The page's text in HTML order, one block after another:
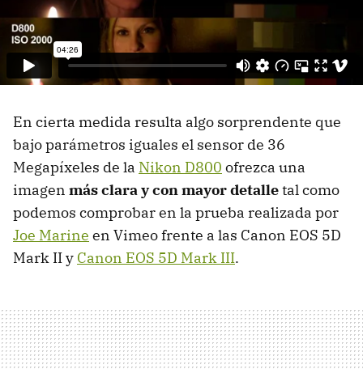
En cierta medida resulta algo sorprendente que
bajo parámetros iguales el sensor de 36
Megapíxeles de la Nikon D800 ofrezca una
imagen más clara y con mayor detalletal como
podemos comprobar en la prueba realizada por
Joe Marine en Vimeo frente a las Canon EOS 5D
Mark II y Canon EOS 5D Mark III.